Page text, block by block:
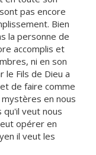
pas encore
Bien
la personne de
accomplis et
ni en son
le Fils de Dieu a
de faire comme
en nous
veut nous
opérer en
il veut les